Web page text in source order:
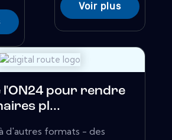
Voir plus
l'ON24 pour rendre
pl...
d'autres formats - des